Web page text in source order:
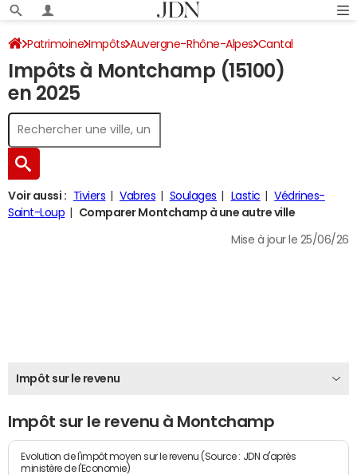
Patrimoine Impôts Auvergne-Rhône-Alpes Cantal
Montchamp Impôt sur le revenu
Impôts à Montchamp (15100)
en 2025
Voir aussi : Tiviers Vabres Soulages Lastic
Védrines-
Saint-Loup
Comparer Montchamp à une autre ville
Mise à jour le 25/06/26
Impôt sur le revenu
Impôt sur le revenu à Montchamp
Evolution de l'impôt moyen sur le revenu (Source : JDN d'après
ministère de l'Economie)